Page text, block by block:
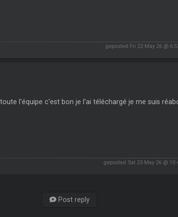
geposted Fri 22 May 26 @
l'équipe c'est bon je l'ai téléchargé je me suis
geposted Sat 23 May 26 @
Post reply